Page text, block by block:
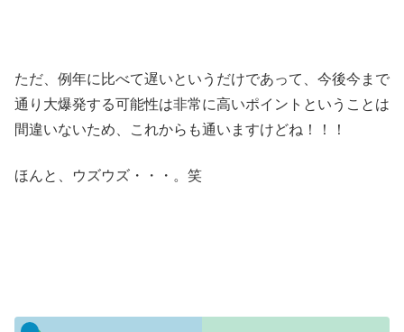
ただ、例年に比べて遅いというだけであって、今後今まで
通り大爆発する可能性は非常に高いポイントということは
間違いないため、これからも通いますけどね！！！
ほんと、ウズウズ・・・。笑